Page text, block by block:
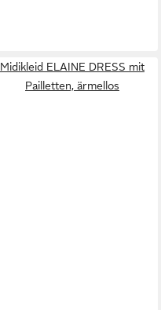
Midikleid ELAINE DRESS mit
Pailletten, ärmellos